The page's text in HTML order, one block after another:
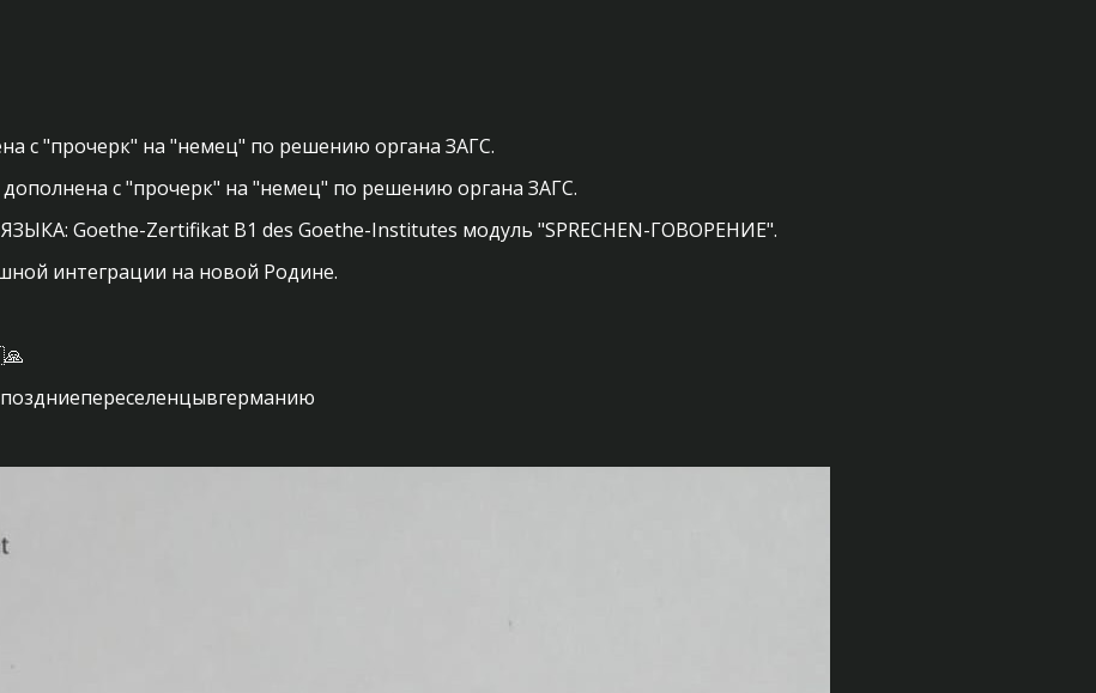
"прочерк" на "немец" по решению органа ЗАГС.
с "прочерк" на "немец" по решению органа ЗАГС.
Goethe-Zertifikat B1 des Goethe-Institutes модуль "SPRECHEN-ГОВОРЕНИЕ".
интеграции на новой Родине.